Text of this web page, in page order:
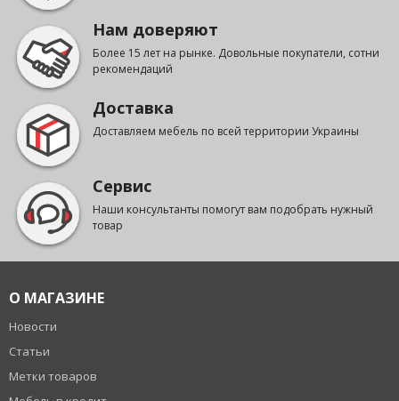
Нам доверяют
Более 15 лет на рынке. Довольные покупатели, сотни
рекомендаций
Доставка
Доставляем мебель по всей территории Украины
Сервис
Наши консультанты помогут вам подобрать нужный
товар
О МАГАЗИНЕ
Новости
Статьи
Метки товаров